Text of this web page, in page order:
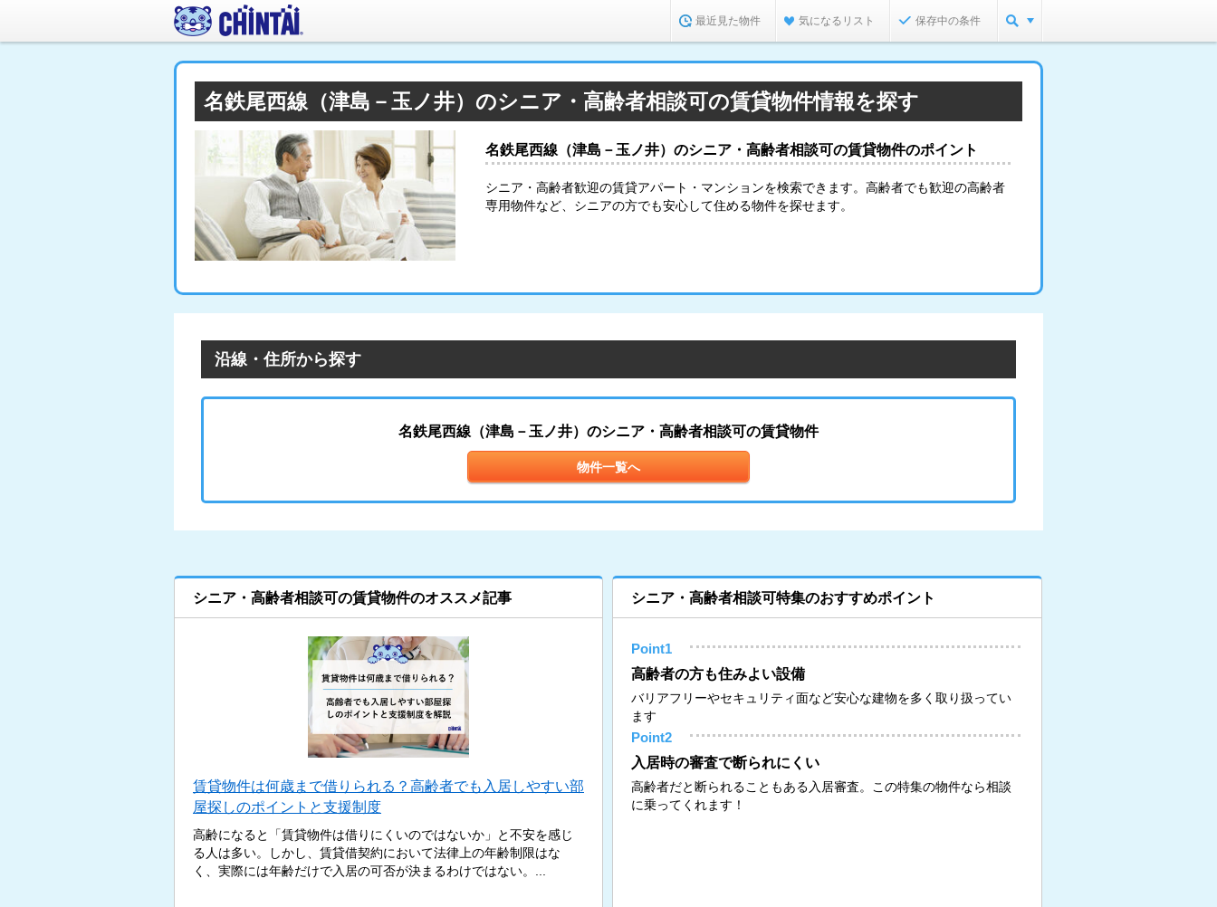
最近見た物件 気になるリスト 保存中の条件
名鉄尾西線（津島－玉ノ井）のシニア・高齢者相談可の賃貸物件情報を探す
名鉄尾西線（津島－玉ノ井）のシニア・高齢者相談可の賃貸物件のポイント
シニア・高齢者歓迎の賃貸アパート・マンションを検索できます。高齢者でも歓迎の高齢者
専用物件など、シニアの方でも安心して住める物件を探せます。
沿線・住所から探す
名鉄尾西線（津島－玉ノ井）のシニア・高齢者相談可の賃貸物件
物件一覧へ
シニア・高齢者相談可の賃貸物件のオススメ記事
賃貸物件は何歳まで借りられる？高齢者でも入居しやすい部
屋探しのポイントと支援制度
高齢になると「賃貸物件は借りにくいのではないか」と不安を感じ
る人は多い。しかし、賃貸借契約において法律上の年齢制限はな
く、実際には年齢だけで入居の可否が決まるわけではない。...
シニア・高齢者相談可特集のおすすめポイント
Point1
高齢者の方も住みよい設備
バリアフリーやセキュリティ面など安心な建物を多く取り扱ってい
ます
Point2
入居時の審査で断られにくい
高齢者だと断られることもある入居審査。この特集の物件なら相談
に乗ってくれます！